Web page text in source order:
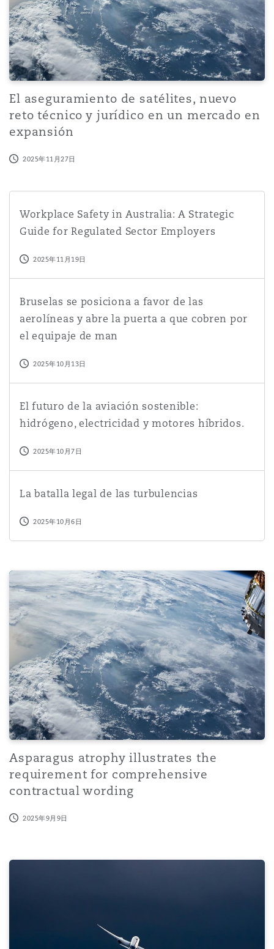
El aseguramiento de satélites, nuevo
reto técnico y jurídico en un mercado en
expansión
2025年11月27日
Workplace Safety in Australia: A Strategic
Guide for Regulated Sector Employers
2025年11月19日
Bruselas se posiciona a favor de las
aerolíneas y abre la puerta a que cobren por
el equipaje de man
2025年10月13日
El futuro de la aviación sostenible:
hidrógeno, electricidad y motores híbridos.
2025年10月7日
La batalla legal de las turbulencias
2025年10月6日
Asparagus atrophy illustrates the requirement for
Asparagus atrophy illustrates the
requirement for comprehensive
contractual wording
2025年9月9日
Impact of Organic Law 1/2025 on Air Passenger Claims